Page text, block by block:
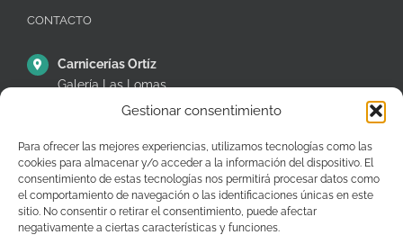
Gestionar consentimiento
Para ofrecer las mejores experiencias, utilizamos tecnologías como las
cookies para almacenar y/o acceder a la información del dispositivo. El
consentimiento de estas tecnologías nos permitirá procesar datos como
el comportamiento de navegación o las identificaciones únicas en este
sitio. No consentir o retirar el consentimiento, puede afectar
negativamente a ciertas características y funciones.
CONTACTO
Carnicerías Ortíz
Galería Las Lomas
Puestos 14,15 y 16
28935 – Madrid – España
+34 91 646 26 97
pedidos@carniceriasjuanortiz.com